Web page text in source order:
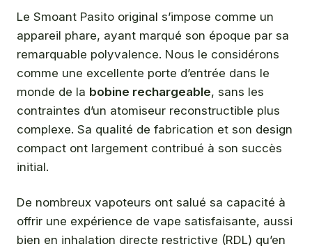
Le Smoant Pasito original s’impose comme un
appareil phare, ayant marqué son époque par sa
remarquable polyvalence. Nous le considérons
comme une excellente porte d’entrée dans le
monde de la bobine rechargeable, sans les
contraintes d’un atomiseur reconstructible plus
complexe. Sa qualité de fabrication et son design
compact ont largement contribué à son succès
initial.
De nombreux vapoteurs ont salué sa capacité à
offrir une expérience de vape satisfaisante, aussi
bien en inhalation directe restrictive (RDL) qu’en